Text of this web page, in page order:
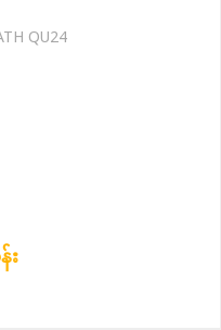
း